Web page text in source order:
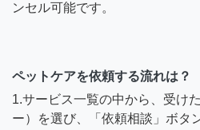
ンセル可能です。
ペットケアを依頼する流れは？
1.サービス一覧の中から、受け
ー）を選び、「依頼相談」ボタ